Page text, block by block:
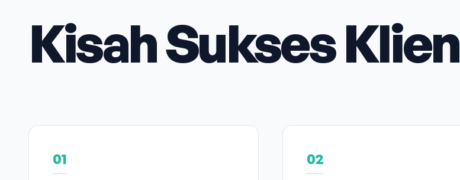
Kisah Sukses Klien
01 02